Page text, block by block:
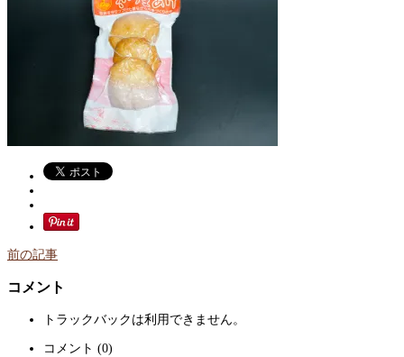
前の記事
コメント
トラックバックは利用できません。
コメント (0)